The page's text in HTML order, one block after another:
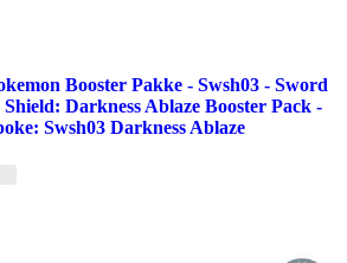
Booster Pakke - Swsh03 - Sword
Darkness Ablaze Booster Pack -
Swsh03 Darkness Ablaze